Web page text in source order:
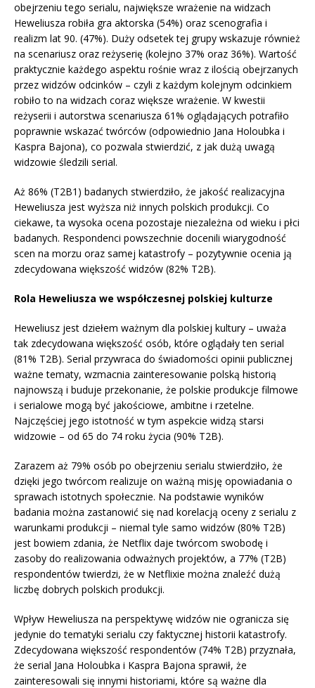
obejrzeniu tego serialu, największe wrażenie na widzach
Heweliusza robiła gra aktorska (54%) oraz scenografia i
realizm lat 90. (47%). Duży odsetek tej grupy wskazuje również
na scenariusz oraz reżyserię (kolejno 37% oraz 36%). Wartość
praktycznie każdego aspektu rośnie wraz z ilością obejrzanych
przez widzów odcinków – czyli z każdym kolejnym odcinkiem
robiło to na widzach coraz większe wrażenie. W kwestii
reżyserii i autorstwa scenariusza 61% oglądających potrafiło
poprawnie wskazać twórców (odpowiednio Jana Holoubka i
Kaspra Bajona), co pozwala stwierdzić, z jak dużą uwagą
widzowie śledzili serial.
Aż 86% (T2B1) badanych stwierdziło, że jakość realizacyjna
Heweliusza jest wyższa niż innych polskich produkcji. Co
ciekawe, ta wysoka ocena pozostaje niezależna od wieku i płci
badanych. Respondenci powszechnie docenili wiarygodność
scen na morzu oraz samej katastrofy – pozytywnie ocenia ją
zdecydowana większość widzów (82% T2B).
Rola Heweliusza we współczesnej polskiej kulturze
Heweliusz jest dziełem ważnym dla polskiej kultury – uważa
tak zdecydowana większość osób, które oglądały ten serial
(81% T2B). Serial przywraca do świadomości opinii publicznej
ważne tematy, wzmacnia zainteresowanie polską historią
najnowszą i buduje przekonanie, że polskie produkcje filmowe
i serialowe mogą być jakościowe, ambitne i rzetelne.
Najczęściej jego istotność w tym aspekcie widzą starsi
widzowie – od 65 do 74 roku życia (90% T2B).
Zarazem aż 79% osób po obejrzeniu serialu stwierdziło, że
dzięki jego twórcom realizuje on ważną misję opowiadania o
sprawach istotnych społecznie. Na podstawie wyników
badania można zastanowić się nad korelacją oceny z serialu z
warunkami produkcji – niemal tyle samo widzów (80% T2B)
jest bowiem zdania, że Netflix daje twórcom swobodę i
zasoby do realizowania odważnych projektów, a 77% (T2B)
respondentów twierdzi, że w Netflixie można znaleźć dużą
liczbę dobrych polskich produkcji.
Wpływ Heweliusza na perspektywę widzów nie ogranicza się
jedynie do tematyki serialu czy faktycznej historii katastrofy.
Zdecydowana większość respondentów (74% T2B) przyznała,
że serial Jana Holoubka i Kaspra Bajona sprawił, że
zainteresowali się innymi historiami, które są ważne dla